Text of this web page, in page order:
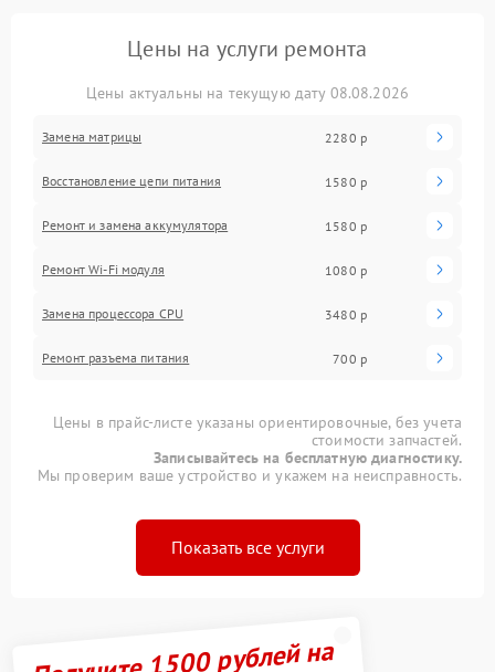
Цены на услуги ремонта
Цены актуальны на текущую дату 08.08.2026
Замена матрицы 2280 р
Восстановление цепи питания 1580 р
Ремонт и замена аккумулятора 1580 р
Ремонт Wi-Fi модуля 1080 р
Замена процессора CPU 3480 р
Ремонт разъема питания 700 р
Цены в прайс-листе указаны ориентировочные, без учета
стоимости запчастей.
Записывайтесь на бесплатную диагностику.
Мы проверим ваше устройство и укажем на неисправность.
Показать все услуги